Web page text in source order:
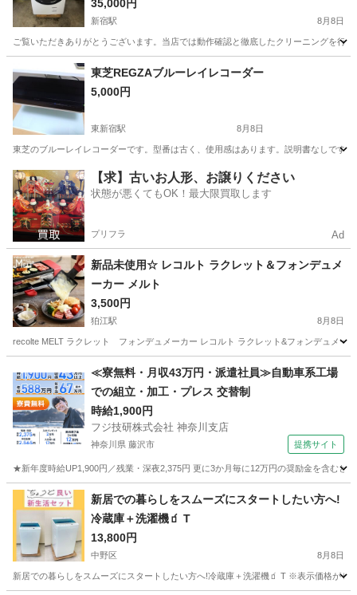
35,000円
新宿駅 8月8日
ご覧いただきありがとうございます。当店では動作確認と徹底したクリーニングを
新宿区 新宿駅 生活家電 エリア
東芝REGZAブルーレイレコーダー
5,000円
東新宿駅 8月8日
東芝のブルーレイレコーダーです。型番は古く、使用感はあります。説明書なしです
東京 新宿区 東新宿駅 映像プレーヤー、レコーダー
【求】古いお人形、お譲りください
状態が悪くてもOK！最大限買取します
プリフラ Ad
新品未使用☆ レコルト ラクレット＆フォンデュメ
ーカー メルト
3,500円
狛江駅 8月8日
recolte MELT ラクレット フォンデュメーカー レコルト ラクレット&フォンデュメー
狛江駅 キッチン家電 ラクレット
≪寮無料・月収43万円・派遣社員≫自動車系工場
での組立・加工・プレス 交替制
時給1,900円
フジ技研株式会社 神奈川支店
神奈川県 藤沢市 提携サイト
★新年度時給UP1,900円／残業・深夜2,375円 更に3か月毎に12万円の奨励金を含む
神奈川 藤沢市 その他
新居での暮らしをスムーズにスタートしたい方へ!
冷蔵庫＋洗濯機🧃 T
13,800円
中野区 8月8日
新居での暮らしをスムーズにスタートしたい方へ!冷蔵庫＋洗濯機🧃 T ※表示価格が